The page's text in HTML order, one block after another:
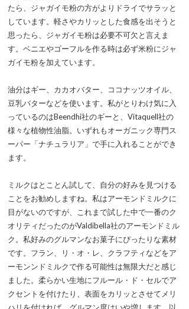
たら、ジャガイモ粉の方がよりドライでサラッと
しています。軽さやカリッとした食感を出そうと
思ったら、ジャガイモ粉は必要不可欠と言えま
す。ベニエやゴーフルを作る時は必ず米粉にジャ
ガイモ粉を加えています。
油分はギー、カカオバター、ココナッツオイル、
豆乳バターなどを使います。私がとりわけ気に入
っているのはBeendhi社のギーと、Vitaquell社の
様々な植物性油脂。いずれもオーガニック専門ス
ーパー「ナチュラリア」で手に入れることができ
ます。
ミルクはとことん試して、自分の好みを見つける
ことをお勧めしますね。私はアーモンドミルクに
目がないのですが、これまで試した中で一番のク
オリティだったのがValdibella社のアーモンドミル
ク。私好みのグルマンなお菓子にぴったりな素材
です。フラン、リ・オ・レ、クラフティなどをア
ーモンンドミルクで作る可能性は無限大だと感じ
ました。柔らかい生地にフルール・ド・セルでア
クセントを付けたり、表面をカリッとさせてメリ